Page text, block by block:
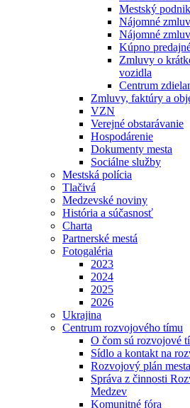
Mestský
Nájomné
Nájomné
Kúpno
Zmluvy o
vozidla
Centrum
Zmluvy, faktúry a
VZN
Verejné obstarávanie
Hospodárenie
Dokumenty mesta
Sociálne služby
Mestská polícia
Tlačivá
Medzevské noviny
História a súčasnosť
Charta
Partnerské mestá
Fotogaléria
2023
2024
2025
2026
Ukrajina
Centrum rozvojového tímu
O čom sú rozvojové
Sídlo a kontakt na
Rozvojový plán
Správa z činnosti
Medzev
Komunitné fóra